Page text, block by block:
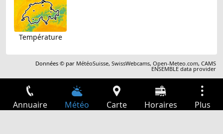
Température
Données © par MétéoSuisse,SwissWebcams,Open-Meteo.com,CAMS
ENSEMBLE data provider
Annuaire Météo Carte Horaires Plus